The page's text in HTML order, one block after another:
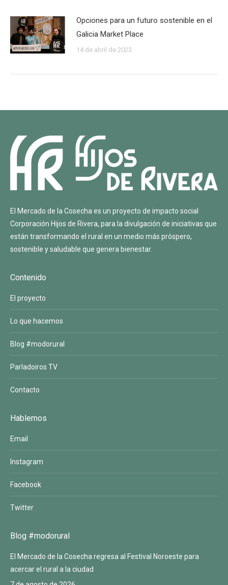
Opciones para un futuro sostenible en el
Galicia Market Place
14 de abril de 2023
El Mercado de la Cosecha es un proyecto de impacto social
Corporación Hijos de Rivera, para la divulgación de iniciativas que
están transformando el rural en un medio más próspero,
sostenible y saludable que genera bienestar.
Contenido
El proyecto
Lo que hacemos
Blog #modorural
Parladoiros TV
Contacto
Hablemos
Email
Instagram
Facebook
Twitter
Blog #modorural
El Mercado de la Cosecha regresa al Festival Noroeste para
acercar el rural a la ciudad